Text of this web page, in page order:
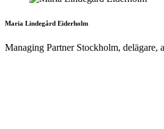
Maria Lindegård Eiderholm
Managing Partner Stockholm, delägare,